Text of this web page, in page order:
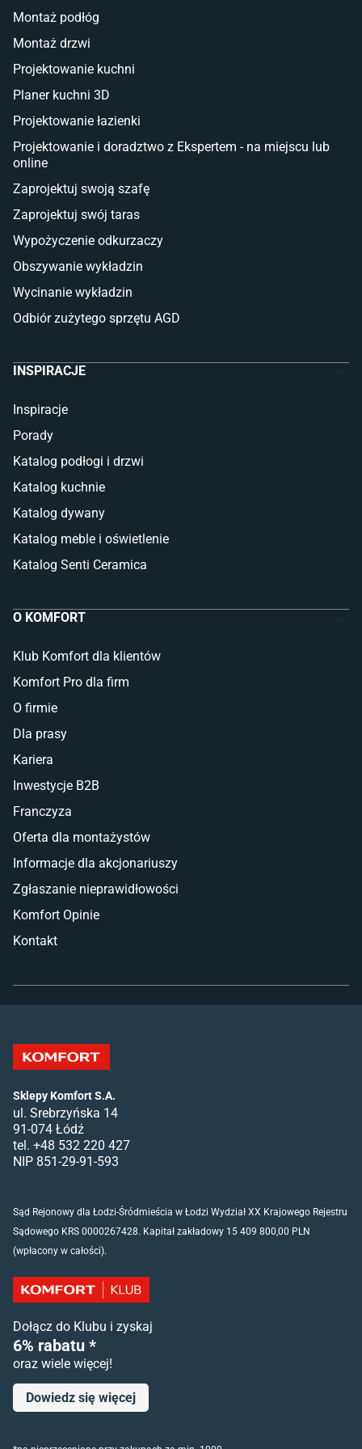
Taras i balkon
Sztuczna trawa miękka
Koce i pledy
Płytki na balkon
Lampy stojące LED
Płytki
Płytki Cersanit
Płytki wielkoformatowe
Glazura
Płytki marmurowe
Montaż podłóg
Montaż drzwi
Projektowanie kuchni
Planer kuchni 3D
Projektowanie łazienki
Projektowanie i doradztwo z Ekspertem - na miejscu lub
online
Zaprojektuj swoją szafę
Zaprojektuj swój taras
Wypożyczenie odkurzaczy
Obszywanie wykładzin
Wycinanie wykładzin
Odbiór zużytego sprzętu AGD
INSPIRACJE
Inspiracje
Porady
Katalog podłogi i drzwi
Katalog kuchnie
Katalog dywany
Katalog meble i oświetlenie
Katalog Senti Ceramica
O KOMFORT
Klub Komfort dla klientów
Komfort Pro dla firm
O firmie
Dla prasy
Kariera
Inwestycje B2B
Franczyza
Oferta dla montażystów
Informacje dla akcjonariuszy
Zgłaszanie nieprawidłowości
Komfort Opinie
Kontakt
Sklepy Komfort S.A.
ul. Srebrzyńska 14
91-074 Łódź
tel. +48 532 220 427
NIP 851-29-91-593
Sąd Rejonowy dla Łodzi-Śródmieścia w Łodzi Wydział XX Krajowego Rejestru
Sądowego KRS 0000267428. Kapitał zakładowy 15 409 800,00 PLN
(wpłacony w całości).
Dołącz do Klubu i zyskaj
6% rabatu *
oraz wiele więcej!
Dowiedz się więcej